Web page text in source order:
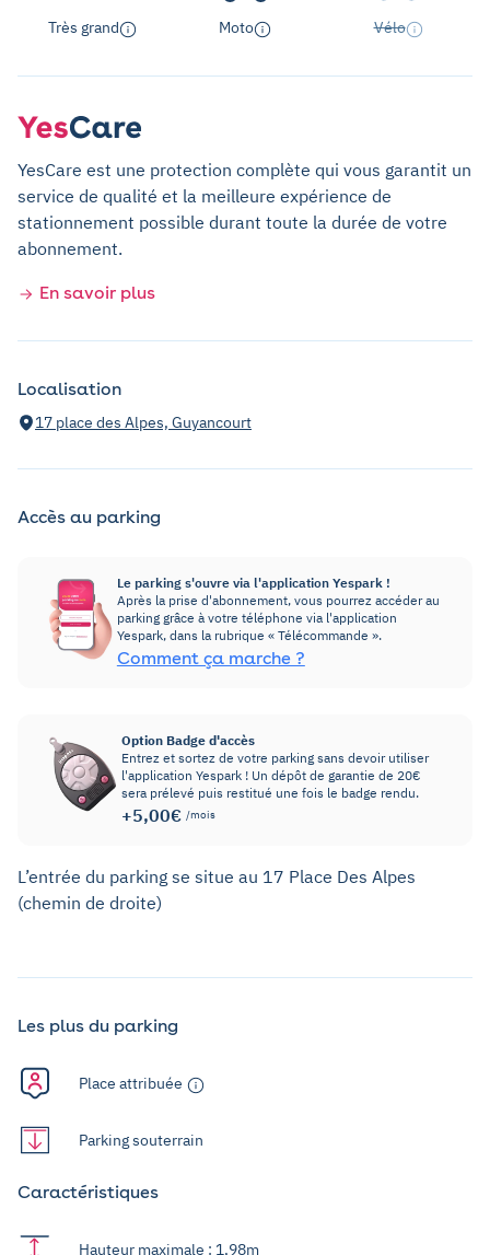
Très grand Moto Vélo
YesCare est une protection complète qui vous garantit un
service de qualité et la meilleure expérience de
stationnement possible durant toute la durée de votre
abonnement.
En savoir plus
Localisation
17 place des Alpes, Guyancourt
Accès au parking
Le parking s'ouvre via l'application Yespark !
Après la prise d'abonnement, vous pourrez accéder au
parking grâce à votre téléphone via l'application
Yespark, dans la rubrique « Télécommande ».
Comment ça marche ?
Option Badge d'accès
Entrez et sortez de votre parking sans devoir utiliser
l'application Yespark ! Un dépôt de garantie de 20€
sera prélevé puis restitué une fois le badge rendu.
+5,00€ /mois
L’entrée du parking se situe au 17 Place Des Alpes
(chemin de droite)
Les plus du parking
Place attribuée
Parking souterrain
Caractéristiques
Hauteur maximale : 1,98m